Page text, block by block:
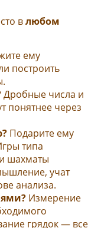
влюбом
ему
построить
Дробные числа и
понятнее через
Подарите ему
типа
шахматы
учат
анализа.
Измерение
грядок — все